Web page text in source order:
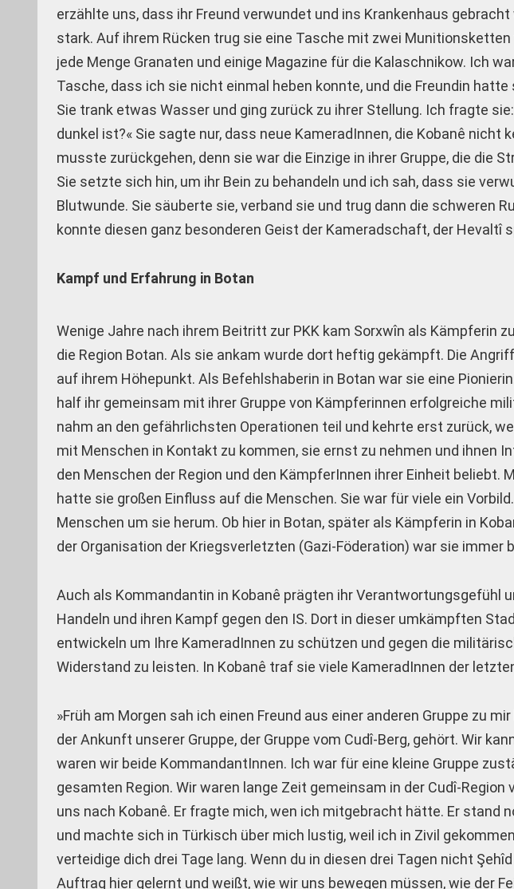
erzählte uns, dass ihr Freund verwundet und ins Krankenhaus
stark. Auf ihrem Rücken trug sie eine Tasche mit zwei
jede Menge Granaten und einige Magazine für die Kalaschnikow. Ich
Tasche, dass ich sie nicht einmal heben konnte, und die Freundin
Sie trank etwas Wasser und ging zurück zu ihrer Stellung. Ich fragte
dunkel ist?« Sie sagte nur, dass neue KameradInnen, die Kobanê nicht
musste zurückgehen, denn sie war die Einzige in ihrer Gruppe, die die
Sie setzte sich hin, um ihr Bein zu behandeln und ich sah, dass sie
Blutwunde. Sie säuberte sie, verband sie und trug dann die schweren
konnte diesen ganz besonderen Geist der Kameradschaft, der Hevaltî
Kampf und Erfahrung in Botan
Wenige Jahre nach ihrem Beitritt zur PKK kam Sorxwîn als Kämpferin
die Region Botan. Als sie ankam wurde dort heftig gekämpft. Die
auf ihrem Höhepunkt. Als Befehlshaberin in Botan war sie eine
half ihr gemeinsam mit ihrer Gruppe von Kämpferinnen erfolgreiche
nahm an den gefährlichsten Operationen teil und kehrte erst zurück,
mit Menschen in Kontakt zu kommen, sie ernst zu nehmen und ihnen
den Menschen der Region und den KämpferInnen ihrer Einheit beliebt.
hatte sie großen Einfluss auf die Menschen. Sie war für viele ein
Menschen um sie herum. Ob hier in Botan, später als Kämpferin in
der Organisation der Kriegsverletzten (Gazi-Föderation) war sie immer
Auch als Kommandantin in Kobanê prägten ihr Verantwortungsgefühl
Handeln und ihren Kampf gegen den IS. Dort in dieser umkämpften
entwickeln um Ihre KameradInnen zu schützen und gegen die
Widerstand zu leisten. In Kobanê traf sie viele KameradInnen der
»Früh am Morgen sah ich einen Freund aus einer anderen Gruppe zu
der Ankunft unserer Gruppe, der Gruppe vom Cudî-Berg, gehört. Wir
waren wir beide KommandantInnen. Ich war für eine kleine Gruppe
gesamten Region. Wir waren lange Zeit gemeinsam in der Cudî-
uns nach Kobanê. Er fragte mich, wen ich mitgebracht hätte. Er stand
und machte sich in Türkisch über mich lustig, weil ich in Zivil
verteidige dich drei Tage lang. Wenn du in diesen drei Tagen nicht
Auftrag hier gelernt und weißt, wie wir uns bewegen müssen, wie der